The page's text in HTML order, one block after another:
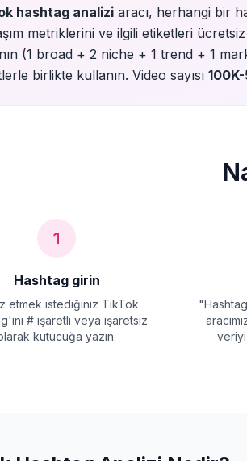
hashtag analizi aracı, herhangi bir
metriklerini ve ilgili etiketleri
(1 broad + 2 niche + 1 trend + 1
birlikte kullanın. Video sayısı
1
Hashtag girin
etmek istediğiniz TikTok
# işaretli veya işaretsiz
kutucuğa yazın.